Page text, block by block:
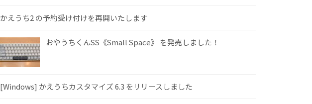
かえうち2 の予約受け付けを再開いたします
おやうちくんSS《Small Space》 を発売しました！
[Windows] かえうちカスタマイズ 6.3 をリリースしました